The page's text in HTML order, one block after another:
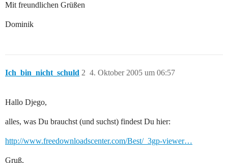
Mit freundlichen Grüßen
Dominik
Ich_bin_nicht_schuld 4. Oktober 2005 um 06:57
2
Hallo Djego,
alles, was Du brauchst (und suchst) findest Du hier:
http://www.freedownloadscenter.com/Best/_3gp-viewer…
Gruß,